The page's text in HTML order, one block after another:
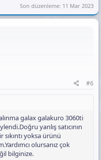
Son düzenleme: 11 Mar 2023
#6
galax galakuro 3060ti
yanlış satıcının
yoksa ürünü
olursanız çok
bilginize.